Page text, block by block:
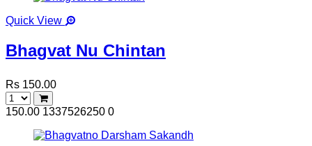
Quick View
Bhagvat Nu Chintan
Rs 150.00
150.00 1337526250 0